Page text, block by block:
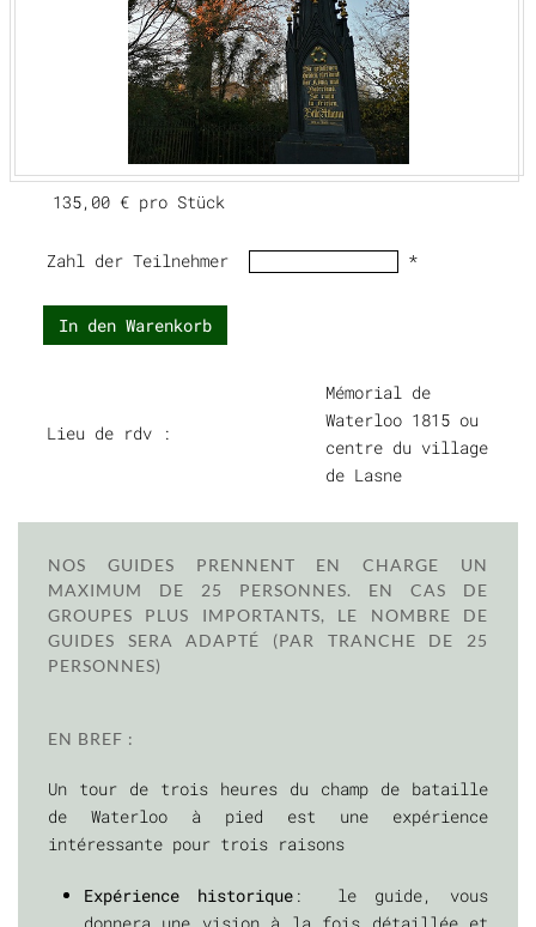
135,00 € pro Stück
Zahl der Teilnehmer *
In den Warenkorb
Lieu de rdv :
Mémorial de
Waterloo 1815 ou
centre du village
de Lasne
NOS GUIDES PRENNENT EN CHARGE UN
MAXIMUM DE 25 PERSONNES. EN CAS DE
GROUPES PLUS IMPORTANTS, LE NOMBRE DE
GUIDES SERA ADAPTÉ (PAR TRANCHE DE 25
PERSONNES)
EN BREF :
Un tour de trois heures du champ de bataille
de Waterloo à pied est une expérience
intéressante pour trois raisons
Expérience historique: le guide, vous